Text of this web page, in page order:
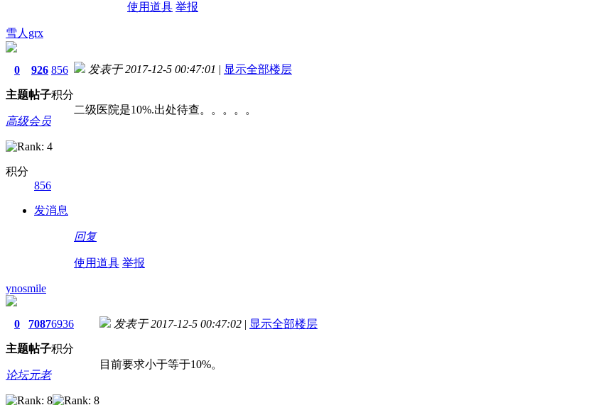
使用道具 举报
雪人grx
0
主题
926
帖子
856
积分
高级会员
积分
856
发消息
发表于 2017-12-5 00:47:01 | 显示全部楼层
二级医院是10%.出处待查。。。。。
回复
使用道具 举报
ynosmile
0
主题
7087
帖子
6936
积分
论坛元老
发表于 2017-12-5 00:47:02 | 显示全部楼层
目前要求小于等于10%。